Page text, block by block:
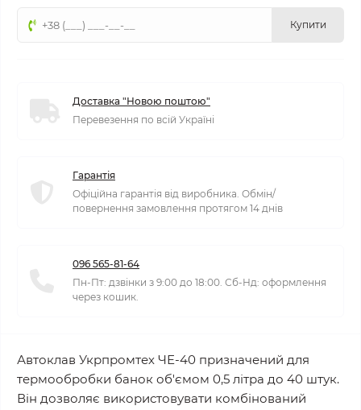
Купити
Доставка "Новою поштою"
Перевезення по всій Україні
Гарантія
Офіційна гарантія від виробника. Обмін/
повернення замовлення протягом 14 днів
096 565-81-64
Пн-Пт: дзвінки з 9:00 до 18:00. Сб-Нд: оформлення
через кошик.
Автоклав Укрпромтех ЧЕ-40 призначений для
термообробки банок об'ємом 0,5 літра до 40 штук.
Він дозволяє використовувати комбінований